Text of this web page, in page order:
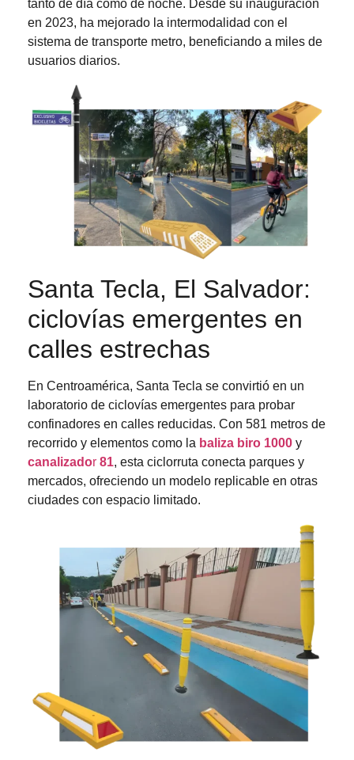
tanto de día como de noche. Desde su inauguración
en 2023, ha mejorado la intermodalidad con el
sistema de transporte metro, beneficiando a miles de
usuarios diarios.
Santa Tecla, El Salvador:
ciclovías emergentes en
calles estrechas
En Centroamérica, Santa Tecla se convirtió en un
laboratorio de ciclovías emergentes para probar
confinadores en calles reducidas. Con 581 metros de
recorrido y elementos como la baliza biro 1000 y
canalizador 81, esta ciclorruta conecta parques y
mercados, ofreciendo un modelo replicable en otras
ciudades con espacio limitado.